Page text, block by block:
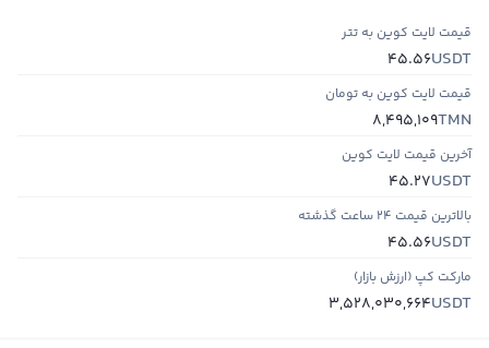
قیمت لایت کوین به تتر
USDT
45.56
قیمت لایت کوین به تومان
TMN
8,495,109
آخرین قیمت لایت کوین
USDT
45.27
بالاترین قیمت ۲۴ ساعت گذشته
USDT
45.56
مارکت کپ (ارزش بازار)
USDT
3,528,030,664